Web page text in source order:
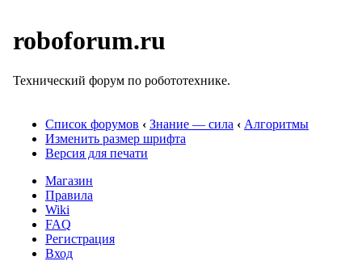
roboforum.ru
Технический форум по робототехнике.
Список форумов ‹ Знание — сила ‹ Алгоритмы
Изменить размер шрифта
Версия для печати
Магазин
Правила
Wiki
FAQ
Регистрация
Вход